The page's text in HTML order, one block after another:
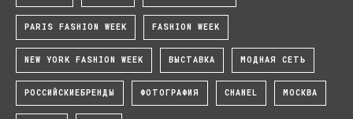
PARIS FASHION WEEK FASHION WEEK
NEW YORK FASHION WEEK ВЫСТАВКА МОДНАЯ СЕТЬ
РОССИЙСКИЕБРЕНДЫ ФОТОГРАФИЯ CHANEL МОСКВА